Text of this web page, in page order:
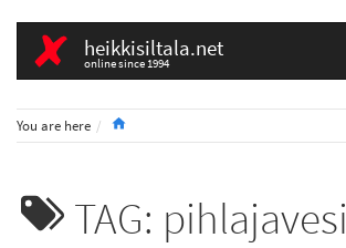
heikkisiltala.net
online since 1994
You are here
TAG: pihlajavesi